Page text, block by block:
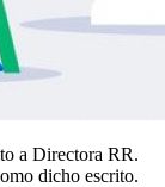
a Directora RR.
dicho escrito.